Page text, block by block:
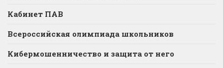
Кабинет ПАВ
Всероссийская олимпиада школьников
Кибермошенничество и защита от него